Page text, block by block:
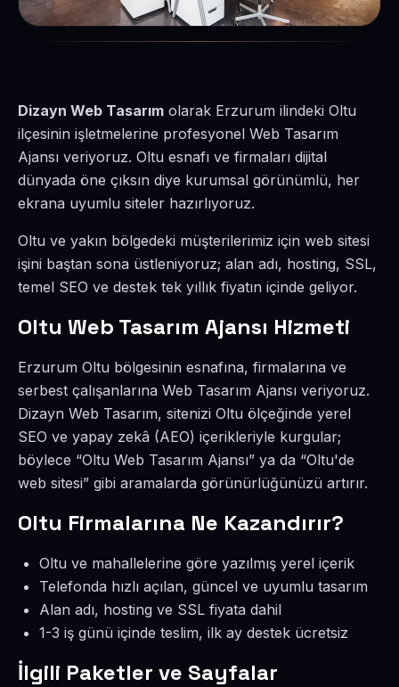
Dizayn Web Tasarım olarak Erzurum ilindeki Oltu
ilçesinin işletmelerine profesyonel Web Tasarım
Ajansı veriyoruz. Oltu esnafı ve firmaları dijital
dünyada öne çıksın diye kurumsal görünümlü, her
ekrana uyumlu siteler hazırlıyoruz.
Oltu ve yakın bölgedeki müşterilerimiz için web sitesi
işini baştan sona üstleniyoruz; alan adı, hosting, SSL,
temel SEO ve destek tek yıllık fiyatın içinde geliyor.
Oltu Web Tasarım Ajansı Hizmeti
Erzurum Oltu bölgesinin esnafına, firmalarına ve
serbest çalışanlarına Web Tasarım Ajansı veriyoruz.
Dizayn Web Tasarım, sitenizi Oltu ölçeğinde yerel
SEO ve yapay zekâ (AEO) içerikleriyle kurgular;
böylece “Oltu Web Tasarım Ajansı” ya da “Oltu'de
web sitesi” gibi aramalarda görünürlüğünüzü artırır.
Oltu Firmalarına Ne Kazandırır?
Oltu ve mahallelerine göre yazılmış yerel içerik
Telefonda hızlı açılan, güncel ve uyumlu tasarım
Alan adı, hosting ve SSL fiyata dahil
1-3 iş günü içinde teslim, ilk ay destek ücretsiz
İlgili Paketler ve Sayfalar